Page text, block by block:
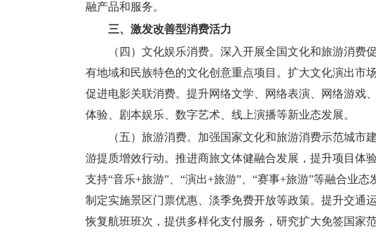
融产品和服务。
三、激发改善型消费活力
（四）文化娱乐消费。 深入开展全国文化和旅游消费
有地域和民族特色的文化创意重点项目。扩大文化演出市
促进电影关联消费。提升网络文学、网络表演、网络游戏
体验、剧本娱乐、数字艺术、线上演播等新业态发展。
（五）旅游消费。 加强国家文化和旅游消费示范城市
游提质增效行动。推进商旅文体健融合发展，提升项目体
支持“音乐+旅游”、“演出+旅游”、“赛事+旅游”等融合业
制定实施景区门票优惠、淡季免费开放等政策。提升交通
恢复航班班次，提供多样化支付服务，研究扩大免签国家